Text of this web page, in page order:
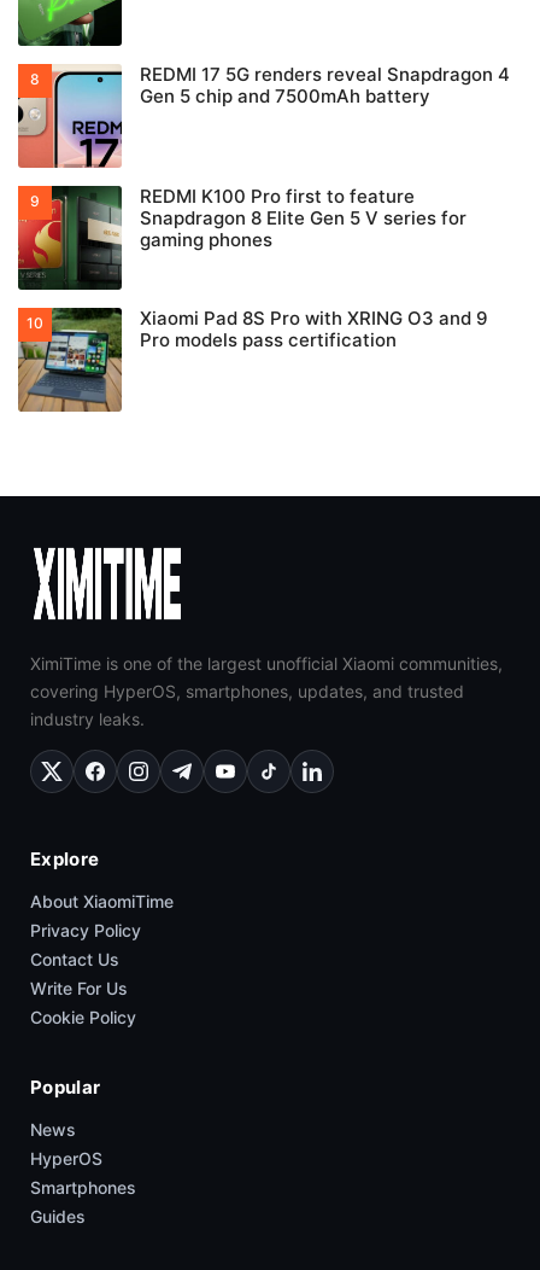
REDMI 17 5G renders reveal Snapdragon 4
Gen 5 chip and 7500mAh battery
REDMI K100 Pro first to feature
Snapdragon 8 Elite Gen 5 V series for
gaming phones
Xiaomi Pad 8S Pro with XRING O3 and 9
Pro models pass certification
XimiTime is one of the largest unofficial Xiaomi communities,
covering HyperOS, smartphones, updates, and trusted
industry leaks.
Explore
About XiaomiTime
Privacy Policy
Contact Us
Write For Us
Cookie Policy
Popular
News
HyperOS
Smartphones
Guides